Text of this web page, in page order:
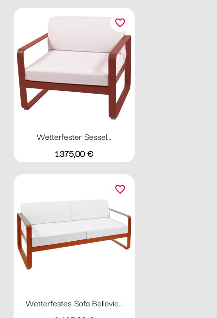
Wetterfester Sessel...
Preis
1.375,00 €
favorite_border
Wetterfestes Sofa Bellevie...
favorite_border